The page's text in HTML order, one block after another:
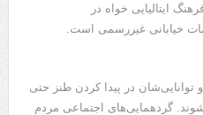
ایتالیایی خواه در
خیابانی غیررسمی است.
توانایی‌شان در پیدا کردن طنز حتی
گردهمایی‌های اجتماعی مردم